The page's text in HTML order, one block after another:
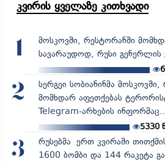
კვირის ყველაზე კითხვადი
1
მოსკოვში, რესტორანში
სავარაუდოდ, რუსი
2
სერგეი სობიანინმა
მომხდარ აფეთქებას
Telegram-არხების
5330
3
რუსებმა ერთ კვირაში
1600 ბომბი და 144 რაკეტა